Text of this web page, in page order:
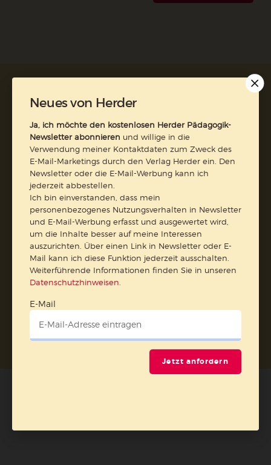
Barrierefreiheit
Vertrag widerrufen
Abo online kündigen
Neues von Herder
Ja, ich möchte den kostenlosen Herder Pädagogik-
Newsletter abonnieren und willige in die
Verwendung meiner Kontaktdaten zum Zweck des
E-Mail-Marketings durch den Verlag Herder ein. Den
Newsletter oder die E-Mail-Werbung kann ich
jederzeit abbestellen.
Ich bin einverstanden, dass mein
personenbezogenes Nutzungsverhalten in Newsletter
und E-Mail-Werbung erfasst und ausgewertet wird,
um die Inhalte besser auf meine Interessen
auszurichten. Über einen Link in Newsletter oder E-
Mail kann ich diese Funktion jederzeit ausschalten.
Weiterführende Informationen finden Sie in unseren
Datenschutzhinweisen
E-Mail
Jetzt anfordern